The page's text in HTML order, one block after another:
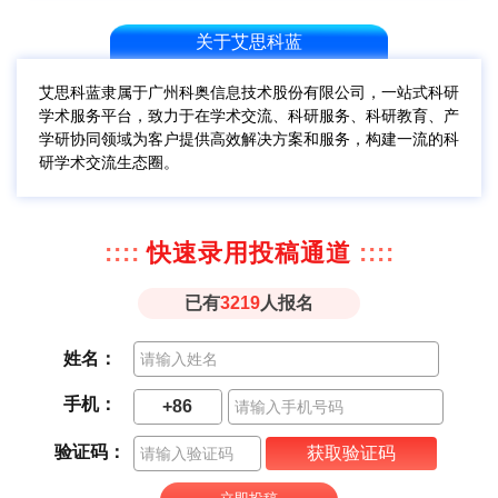
关于艾思科蓝
艾思科蓝隶属于广州科奥信息技术股份有限公司，一站式科研
学术服务平台，致力于在学术交流、科研服务、科研教育、产
学研协同领域为客户提供高效解决方案和服务，构建一流的科
研学术交流生态圈。
:::: 快速录用投稿通道 ::::
已有3219人报名
姓名：
手机： +86
验证码： 获取验证码